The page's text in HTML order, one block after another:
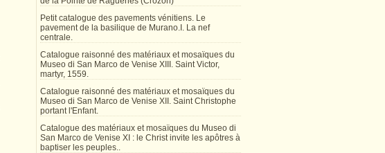
Petit catalogue des pavements vénitiens. Le
pavement de la basilique de Murano.I. La nef
centrale.
Catalogue raisonné des matériaux et mosaïques du
Museo di San Marco de Venise XIII. Saint Victor,
martyr, 1559.
Catalogue raisonné des matériaux et mosaïques du
Museo di San Marco de Venise XII. Saint Christophe
portant l'Enfant.
Catalogue des matériaux et mosaïques du Museo di
San Marco de Venise XI : le Christ invite les apôtres à
baptiser les peuples..